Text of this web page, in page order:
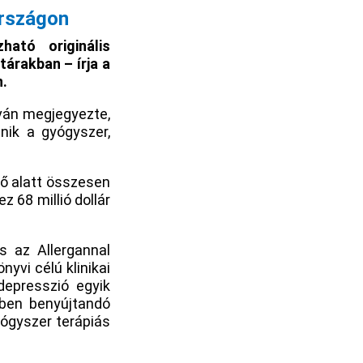
originális
– írja a
megjegyezte,
a gyógyszer,
alatt összesen
68 millió dollár
Allergannal
célú klinikai
egyik
benyújtandó
terápiás